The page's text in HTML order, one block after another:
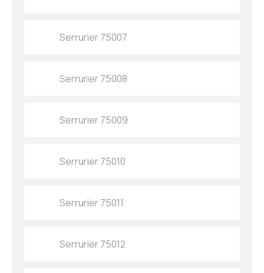
Serrurier 75007
Serrurier 75008
Serrurier 75009
Serrurier 75010
Serrurier 75011
Serrurier 75012